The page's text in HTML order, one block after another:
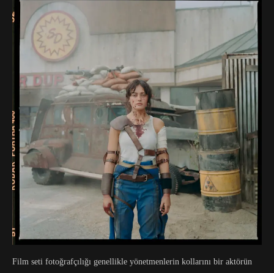
Film seti fotoğrafçılığı genellikle yönetmenlerin kollarını bir aktörün